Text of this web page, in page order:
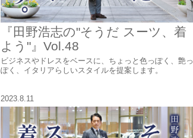
『田野浩志の"そうだ スーツ、着
よう"』Vol.48
ビジネスやドレスをベースに、ちょっと色っぽく、艶っ
ぽく、イタリアらしいスタイルを提案します。
2023.8.11